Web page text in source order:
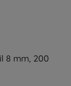
8 mm, 200